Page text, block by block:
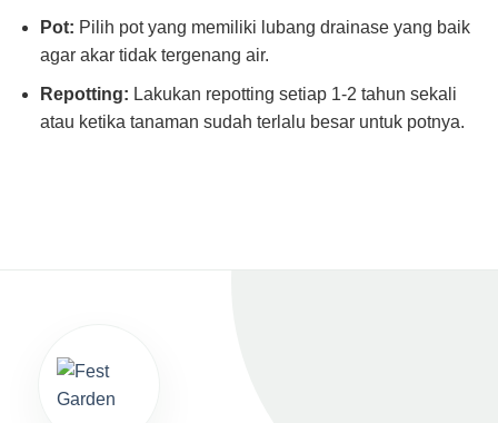
Pot: Pilih pot yang memiliki lubang drainase yang baik
agar akar tidak tergenang air.
Repotting: Lakukan repotting setiap 1-2 tahun sekali
atau ketika tanaman sudah terlalu besar untuk potnya.